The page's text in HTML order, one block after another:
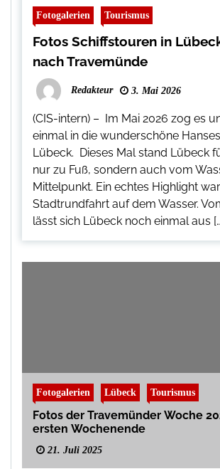
Fotogalerien Tourismus
Fotos Schiffstouren in
nach Travemünde
Redakteur 3. Mai 2026
(CIS-intern) – Im Mai 2026 zog es
einmal in die wunderschöne
Lübeck. Dieses Mal stand Lübeck
nur zu Fuß, sondern auch vom
Mittelpunkt. Ein echtes Highlight
Stadtrundfahrt auf dem Wasser.
lässt sich Lübeck noch einmal aus
Fotogalerien Lübeck Tourismus
Fotos der Travemünder Woche
ersten Wochenende
21. Juli 2025